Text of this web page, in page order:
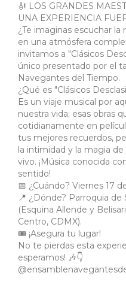
🎻 LOS GRANDES
UNA EXPERIENCIA
¿Te imaginas escuchar
en una atmósfera
invitamos a "Clásicos
único presentado por el
Navegantes del Tiempo.
¿Qué es "Clásicos
Es un viaje musical por
nuestra vida; esas obras
cotidianamente en
tus mejores recuerdos,
la intimidad y la magia
vivo. ¡Música conocida
sentido!
📅 ¿Cuándo? Viernes 17
📍 ¿Dónde? Parroquia
(Esquina Allende y
Centro, CDMX).
🎟️ ¡Asegura tu lugar!
No te pierdas esta
esperamos! 🎶👇